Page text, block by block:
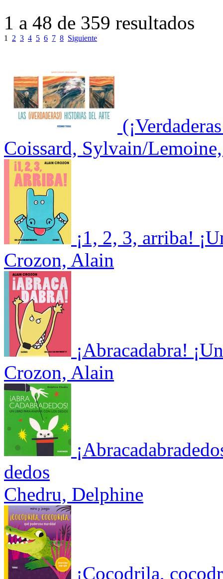
1 a 48 de 359 resultados
1 2 3 4 5 6 7 8 Siguiente
Coissard, Sylvain/
¡1, 2, 3, arriba!
Crozon, Alain
¡Abracadabra!
Crozon, Alain
dedos
Chedru, Delphine
¡Cocodrila,